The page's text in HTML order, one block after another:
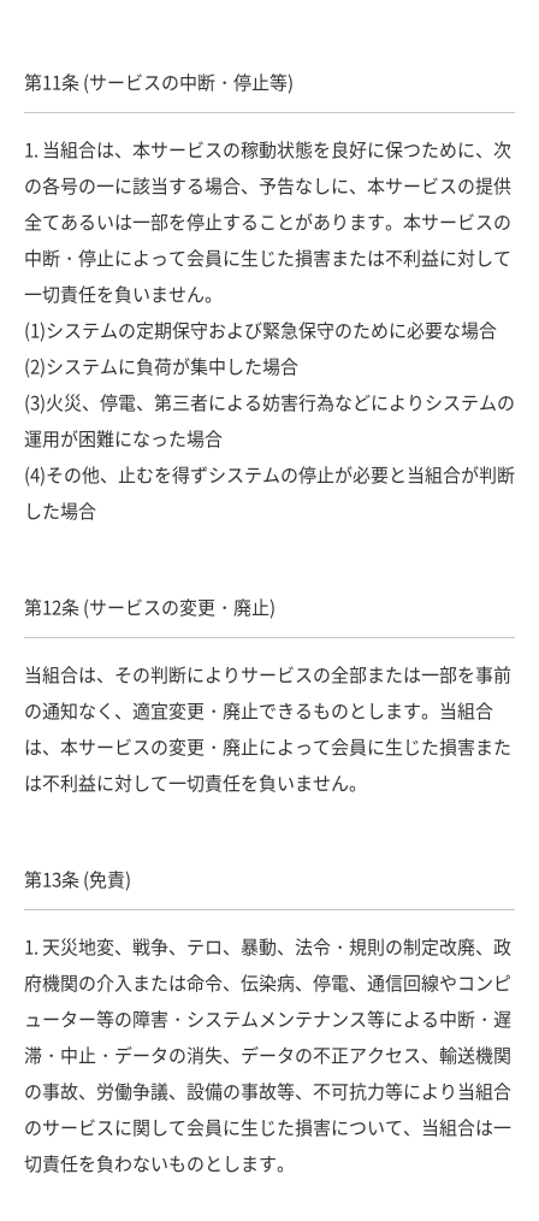
第11条 (サービスの中断・停止等)
1. 当組合は、本サービスの稼動状態を良好に保つために、次
の各号の一に該当する場合、予告なしに、本サービスの提供
全てあるいは一部を停止することがあります。本サービスの
中断・停止によって会員に生じた損害または不利益に対して
一切責任を負いません。
(1)システムの定期保守および緊急保守のために必要な場合
(2)システムに負荷が集中した場合
(3)火災、停電、第三者による妨害行為などによりシステムの
運用が困難になった場合
(4)その他、止むを得ずシステムの停止が必要と当組合が判断
した場合
第12条 (サービスの変更・廃止)
当組合は、その判断によりサービスの全部または一部を事前
の通知なく、適宜変更・廃止できるものとします。当組合
は、本サービスの変更・廃止によって会員に生じた損害また
は不利益に対して一切責任を負いません。
第13条 (免責)
1. 天災地変、戦争、テロ、暴動、法令・規則の制定改廃、政
府機関の介入または命令、伝染病、停電、通信回線やコンピ
ューター等の障害・システムメンテナンス等による中断・遅
滞・中止・データの消失、データの不正アクセス、輸送機関
の事故、労働争議、設備の事故等、不可抗力等により当組合
のサービスに関して会員に生じた損害について、当組合は一
切責任を負わないものとします。